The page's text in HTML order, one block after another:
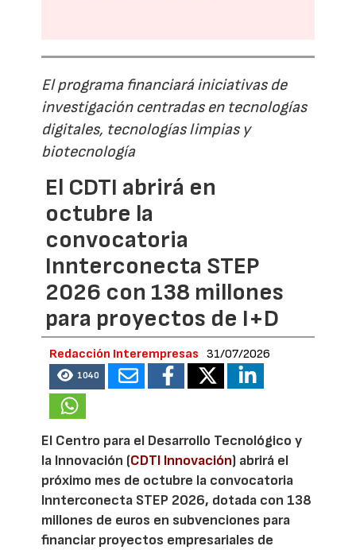
El programa financiará iniciativas de
investigación centradas en tecnologías
digitales, tecnologías limpias y
biotecnología
El CDTI abrirá en
octubre la
convocatoria
Innterconecta STEP
2026 con 138 millones
para proyectos de I+D
Redacción Interempresas 31/07/2026
1040
El Centro para el Desarrollo Tecnológico y
la Innovación (CDTI Innovación) abrirá el
próximo mes de octubre la convocatoria
Innterconecta STEP 2026, dotada con 138
millones de euros en subvenciones para
financiar proyectos empresariales de